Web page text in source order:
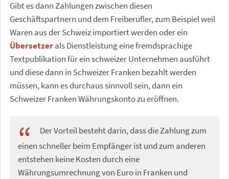
Gibt es dann Zahlungen zwischen diesen
Geschäftspartnern und dem Freiberufler, zum Beispiel weil
Waren aus der Schweiz importiert werden oder ein
Übersetzerals Dienstleistung eine fremdsprachige
Textpublikation für ein schweizer Unternehmen ausführt
und diese dann in Schweizer Franken bezahlt werden
müssen, kann es durchaus sinnvoll sein, dann ein
Schweizer Franken Währungskonto zu eröffnen.
Der Vorteil besteht darin, dass die Zahlung zum
einen schneller beim Empfänger ist und zum anderen
entstehen keine Kosten durch eine
Währungsumrechnung von Euro in Franken und